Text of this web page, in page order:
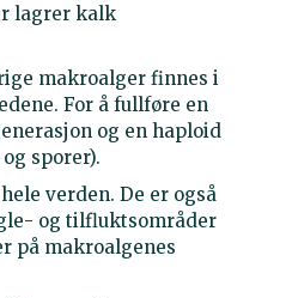
lagrer kalk
makroalger finnes i
For å fullføre en
og en haploid
sporer).
verden. De er også
og tilfluktsområder
på makroalgenes